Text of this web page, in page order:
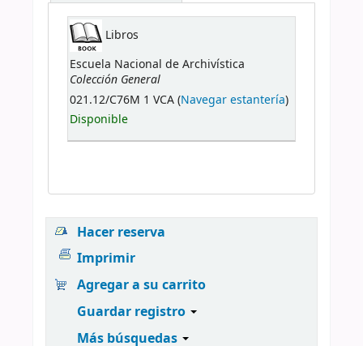
Libros
Escuela Nacional de Archivística
Colección General
021.12/C76M 1 VCA (Navegar estantería)
Disponible
Hacer reserva
Imprimir
Agregar a su carrito
Guardar registro
Más búsquedas